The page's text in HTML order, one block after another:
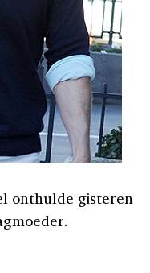
onthulde gisteren